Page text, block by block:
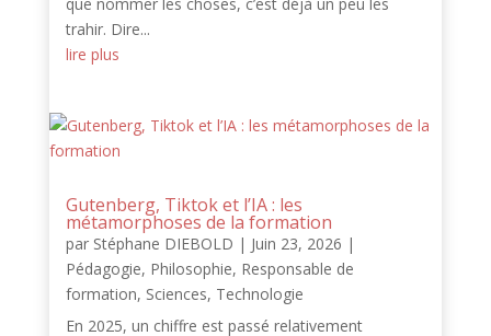
trahir. Dire...
lire plus
Gutenberg, Tiktok et l’IA : les
métamorphoses de la formation
par Stéphane DIEBOLD | Juin 23, 2026 |
Pédagogie, Philosophie, Responsable de
formation, Sciences, Technologie
En 2025, un chiffre est passé relativement